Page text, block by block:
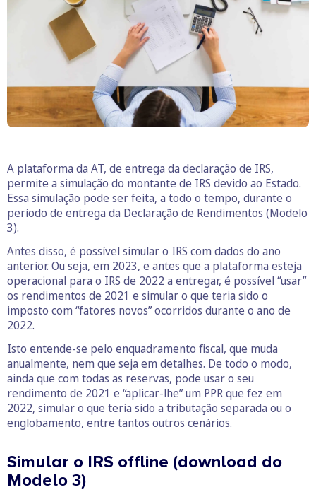
A plataforma da AT, de entrega da declaração de IRS,
permite a simulação do montante de IRS devido ao Estado.
Essa simulação pode ser feita, a todo o tempo, durante o
período de entrega da Declaração de Rendimentos (Modelo
3).
Antes disso, é possível simular o IRS com dados do ano
anterior. Ou seja, em 2023, e antes que a plataforma esteja
operacional para o IRS de 2022 a entregar, é possível “usar”
os rendimentos de 2021 e simular o que teria sido o
imposto com “fatores novos” ocorridos durante o ano de
2022.
Isto entende-se pelo enquadramento fiscal, que muda
anualmente, nem que seja em detalhes. De todo o modo,
ainda que com todas as reservas, pode usar o seu
rendimento de 2021 e “aplicar-lhe” um PPR que fez em
2022, simular o que teria sido a tributação separada ou o
englobamento, entre tantos outros cenários.
Simular o IRS offline (download do
Modelo 3)